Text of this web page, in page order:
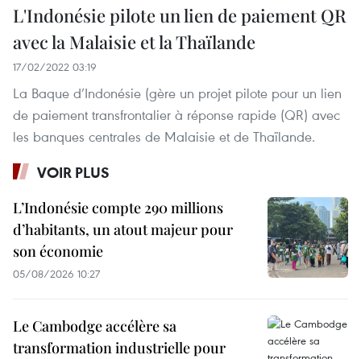
L'Indonésie pilote un lien de paiement QR
avec la Malaisie et la Thaïlande
17/02/2022 03:19
La Baque d’Indonésie (gère un projet pilote pour un lien
de paiement transfrontalier à réponse rapide (QR) avec
les banques centrales de Malaisie et de Thaïlande.
VOIR PLUS
L’Indonésie compte 290 millions
d’habitants, un atout majeur pour
son économie
05/08/2026 10:27
Le Cambodge accélère sa
transformation industrielle pour